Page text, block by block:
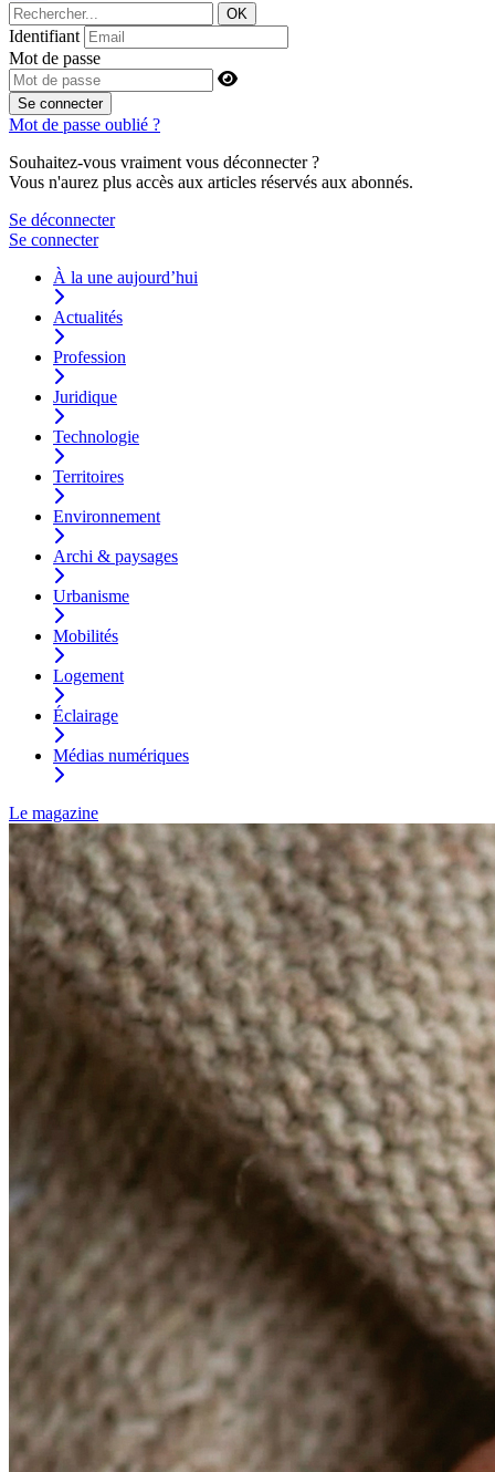
OK
Identifiant
Mot de passe
Se connecter
Mot de passe oublié ?
Souhaitez-vous vraiment vous déconnecter ?
Vous n'aurez plus accès aux articles réservés aux abonnés.
Se déconnecter
Se connecter
À la une aujourd’hui
Actualités
Profession
Juridique
Technologie
Territoires
Environnement
Archi & paysages
Urbanisme
Mobilités
Logement
Éclairage
Médias numériques
Le magazine